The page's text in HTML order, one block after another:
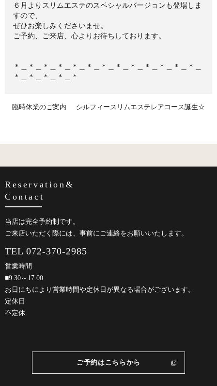
６月よりスリムエステのスペシャルバージョンも登場しま
すので、
ぜひお楽しみくださいませ。
ご予約、ご来店、心よりお待ちしております。
＊＿＊＿＊＿＊＿＊＿＊＿＊＿＊＿＊＿＊＿＊＿＊＿＊＿
＊＿＊＿＊＿＊＿＊
臨時休業のご案内 シルフィースリムエステレアコース誕生☆
Reservation&
Contact
当店は完全予約制です。
ご来店いただく際には、事前にご連絡をお願いいたします。
TEL 072-370-2985
営業時間
■9:30～17:00
お日にちにより営業時間や定休日が異なる場合がございます。
定休日
不定休
ご予約はこちらから